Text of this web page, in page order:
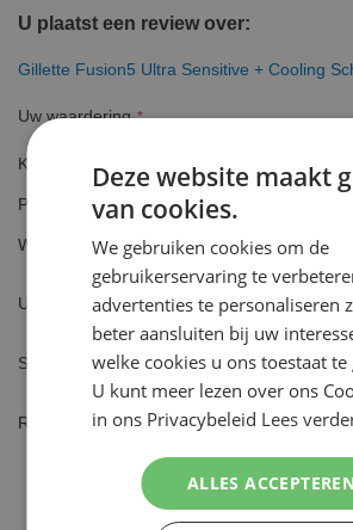
U plaatst een review over:
Gillette Fusion5 Ultra Sensitive + Cooling
Uw waardering
Kwaliteit
1
star
2
stars
3
stars
4
stars
5
stars
Prijs
star
stars
stars
stars
stars
Waarde
Uw naam
Samenvatting
Review
Deze website maakt
van cookies.
We gebruiken cookies om de
gebruikerservaring te
advertenties te personaliseren
beter aansluiten bij uw
welke cookies u ons toestaat te
U kunt meer lezen over ons
in ons Privacybeleid Lees
ALLES ACCEPTEREN